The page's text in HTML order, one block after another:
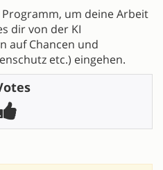
um deine Arbeit
dir von der KI
auf Chancen und
etc.) eingehen.